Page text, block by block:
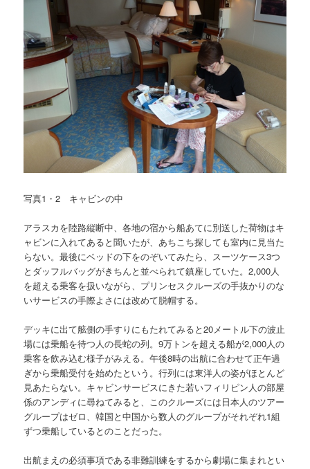
写真1・2 キャビンの中
アラスカを陸路縦断中、各地の宿から船あてに別送した荷物はキ
ャビンに入れてあると聞いたが、あちこち探しても室内に見当た
らない。最後にベッドの下をのぞいてみたら、スーツケース3つ
とダッフルバッグがきちんと並べられて鎮座していた。2,000人
を超える乗客を扱いながら、プリンセスクルーズの手抜かりのな
いサービスの手際よさには改めて脱帽する。
デッキに出て舷側の手すりにもたれてみると20メートル下の波止
場には乗船を待つ人の長蛇の列。9万トンを超える船が2,000人の
乗客を飲み込む様子がみえる。午後8時の出航に合わせて正午過
ぎから乗船受付を始めたという。行列には東洋人の姿がほとんど
見あたらない。キャビンサービスにきた若いフィリピン人の部屋
係のアンディに尋ねてみると、このクルーズには日本人のツアー
グループはゼロ、韓国と中国から数人のグループがそれぞれ1組
ずつ乗船しているとのことだった。
出航まえの必須事項である非難訓練をするから劇場に集まれとい